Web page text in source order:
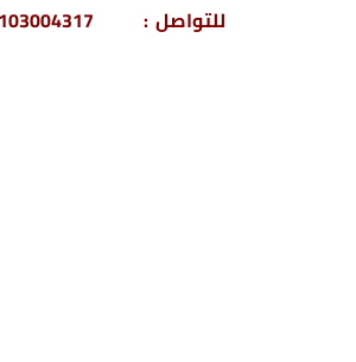
للتواصل : 201103004317+